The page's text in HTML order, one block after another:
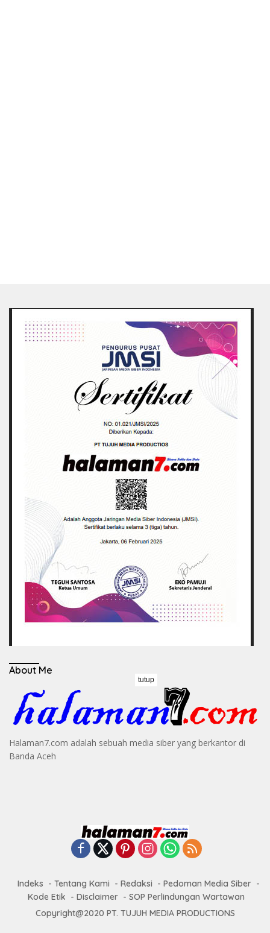
About Me
Halaman7.com adalah sebuah media siber yang berkantor di
Banda Aceh
Indeks Tentang Kami Redaksi
Pedoman Media Siber
Kode Etik
Disclaimer
SOP Perlindungan Wartawan
Copyright@2020 PT. TUJUH MEDIA PRODUCTIONS
tutup